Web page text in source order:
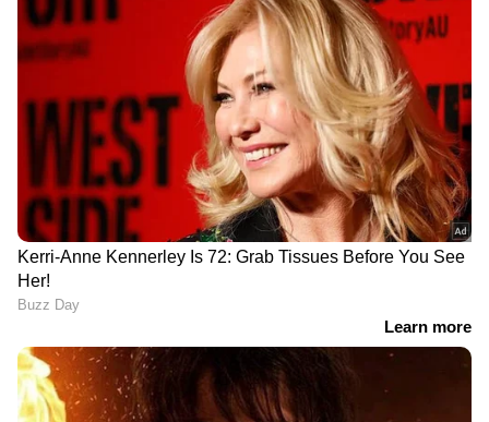
ഇന്ത്യയിലെ ഇന്ത്യയിലെ 70 മുതൽ 80% വരെ
സ്ത്രീകളും സ്ത്രീവിരുദ്ധതയുടെയും പുരുഷ/
സ്ത്രീ വർഗീയതയുടെയും
കാവൽക്കാരുമാണെന്നായിരുന്നു ഒരു
കാഴ്ചക്കാരൻ കുറിച്ചത്. ഇപ്പോഴും സ്വയം
പ്രഖ്യാപിത പോലീസിംഗ് നടത്തുന്ന സ്ത്രീകൾ
നമ്മുടെ സമൂഹത്തിലുണ്ടെന്ന് ചിലർ
ചൂണ്ടിക്കാണിച്ചു. അതേസമയം മറ്റ് നിരവധി
പേർ കഴിയുന്നതും ഇത്തരം സ്ത്രീകളുടെ
അടുത്ത് നിന്നും മാറി നിക്കാനും
ഇത്തരക്കാരോട് പ്രതികരിച്ച് നമ്മുടെ ഒരു
ദിവസം നശിപ്പിക്കരുതെന്നും ഉപദേശിച്ചു.